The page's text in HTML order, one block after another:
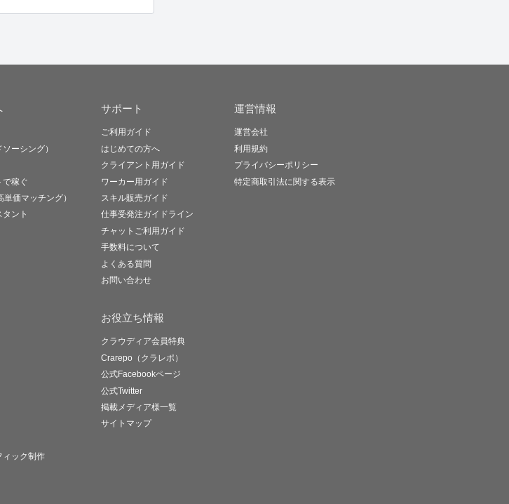
ーシング）
で稼ぐ
価マッチング）
ント
ィック制作
サポート
ご利用ガイド
はじめての方へ
クライアント用ガイド
ワーカー用ガイド
スキル販売ガイド
仕事受発注ガイドライン
チャットご利用ガイド
手数料について
よくある質問
お問い合わせ
お役立ち情報
クラウディア会員特典
Crarepo（クラレポ）
公式Facebookページ
公式Twitter
掲載メディア様一覧
サイトマップ
運営情報
運営会社
利用規約
プライバシーポリシー
特定商取引法に関する表示